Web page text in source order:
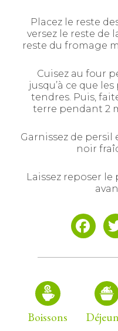
Placez le reste
versez le reste de
reste du fromage
Cuisez au four
jusqu’à ce que
tendres. Puis,
terre pendant 2
Garnissez de persil
noir
Laissez reposer
Boissons